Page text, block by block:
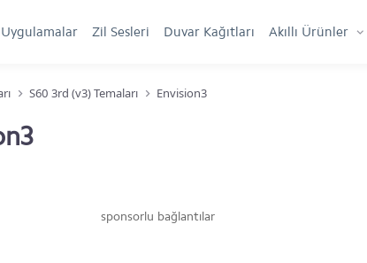
Uygulamalar Zil Sesleri Duvar Kağıtları Akıllı Ürünler
S60 3rd (v3) Temaları Envision3
sponsorlu bağlantılar